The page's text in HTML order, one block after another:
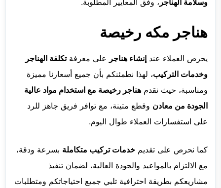
هناجر مكه رخيصة
يحرص العملاء عند إنشاء هناجر على معرفةتكلفة الهناجر
وخدمات التركيب، لهذا نطمئنكم بأن جميع أسعارنا مميزة
ومناسبة، حيث نقدم هناجر رخيصة مع استخدام مواد عالية
الجودة من معادن وقطع متينة، مع توافر فريق جاهز للرد
على استفسارات العملاء طوال اليوم.
كما نحرص على تقديم خدمات تركيب متكاملة بسرعة ودقة،
مع الالتزام بالمواعيد والجودة العالية، لضمان تنفيذ
مشاريعكم بطريقة احترافية تلبي جميع احتياجاتكم ومتطلبات